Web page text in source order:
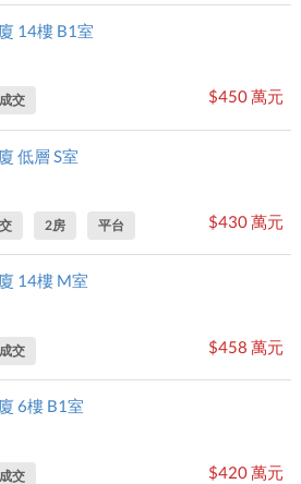
14樓 B1室
交 $450 萬元
低層 S室
2房 平台 $430 萬元
14樓 M室
交 $458 萬元
6樓 B1室
交 $420 萬元